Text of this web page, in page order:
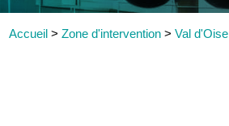
Accueil >Zone d'intervention >Val d'Oise